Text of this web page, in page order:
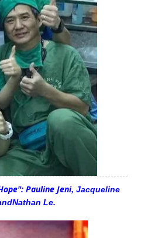
Pauline Jeni, Jacqueline
Nathan Le.